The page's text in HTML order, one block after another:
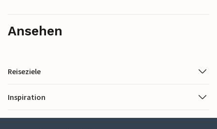
Ansehen
Reiseziele
Inspiration